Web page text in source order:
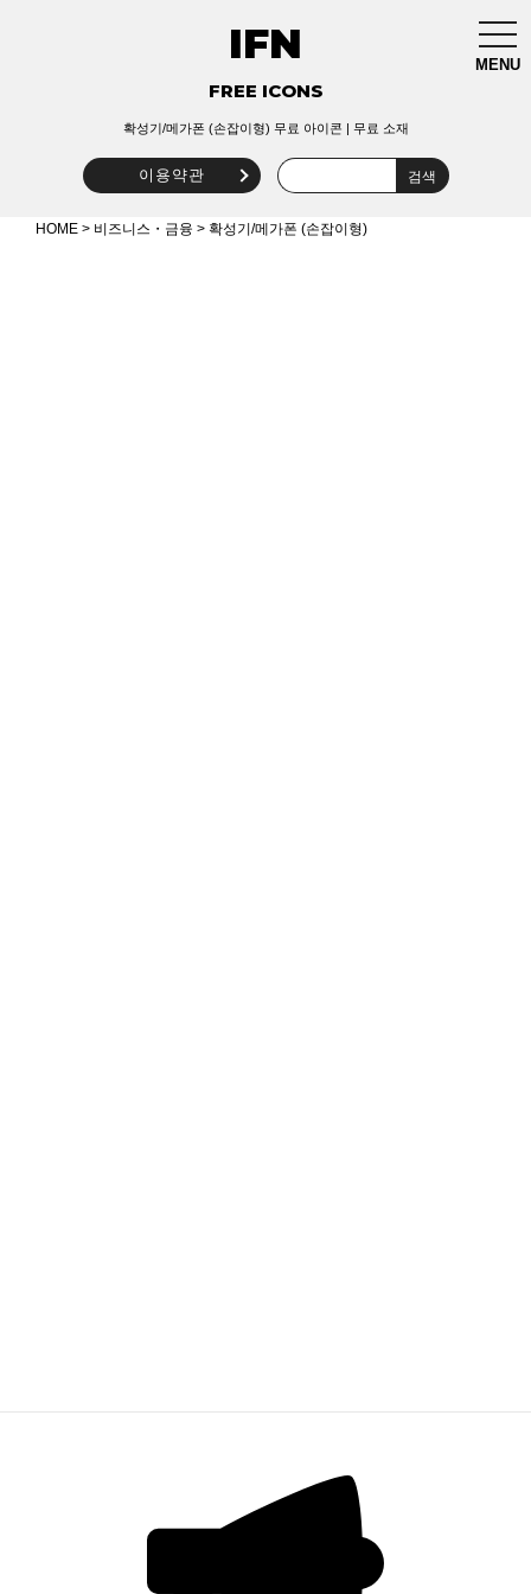
MENU
IFN
FREE ICONS
확성기/메가폰 (손잡이형) 무료 아이콘 | 무료 소재
이용약관
HOME > 비즈니스・금융 > 확성기/메가폰 (손잡이형)